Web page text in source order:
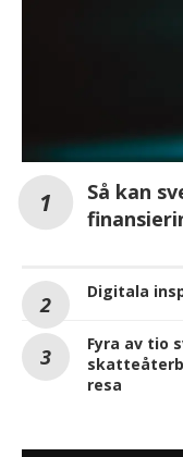
Så kan
Digitala
Fyra av tio
resa